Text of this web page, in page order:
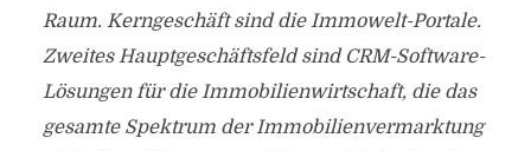
Raum. Kerngeschäft sind die Immowelt-Portale.
Zweites Hauptgeschäftsfeld sind CRM-Software-
Lösungen für die Immobilienwirtschaft, die das
gesamte Spektrum der Immobilienvermarktung